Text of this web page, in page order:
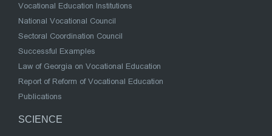
Vocational Education Institutions
National Vocational Council
Sectoral Coordination Council
Successful Examples
Law of Georgia on Vocational Education
Report of Reform of Vocational Education
Publications
SCIENCE